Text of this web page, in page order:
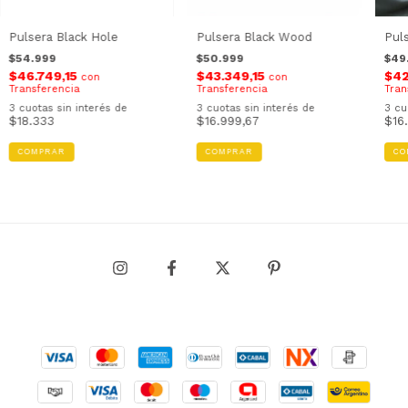
Pulsera Black Hole
$54.999
$46.749,15 con
Transferencia
3 cuotas sin interés de
$18.333
Pulsera Black Wood
$50.999
$43.349,15 con
Transferencia
3 cuotas sin interés de
$16.999,67
3